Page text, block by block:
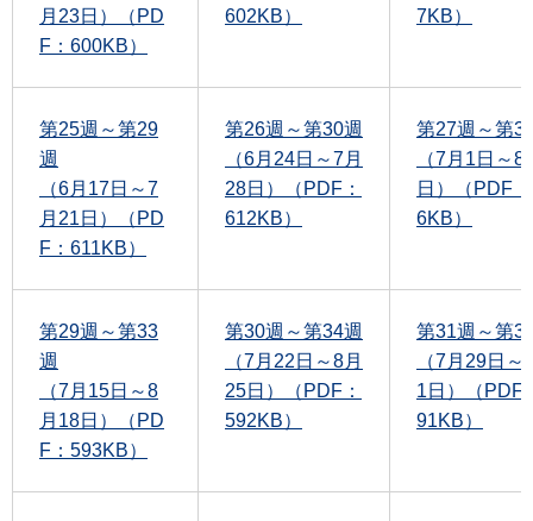
月23日）（PD
F：600KB）
602KB）
7KB）
第25週～第29
週
（6月17日～7
月21日）（PD
F：611KB）
第26週～第30週
（6月24日～7月
28日）（PDF：
612KB）
第27週～第
（7月1日～8
日）（PDF
6KB）
第29週～第33
週
（7月15日～8
月18日）（PD
F：593KB）
第30週～第34週
（7月22日～8月
25日）（PDF：
592KB）
第31週～第
（7月29日～
1日）（PDF
91KB）